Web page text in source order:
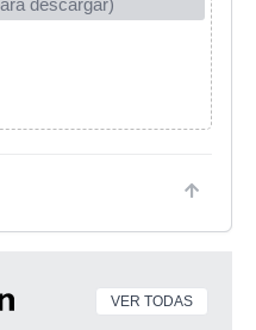
descargar)
VER TODAS